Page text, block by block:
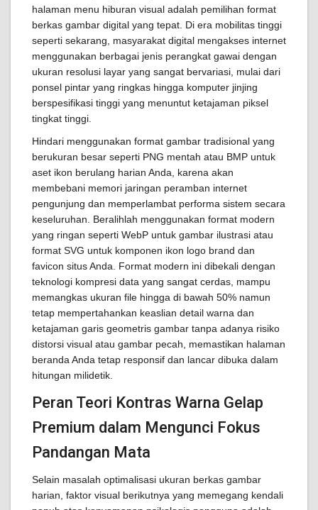
halaman menu hiburan visual adalah pemilihan format
berkas gambar digital yang tepat. Di era mobilitas tinggi
seperti sekarang, masyarakat digital mengakses internet
menggunakan berbagai jenis perangkat gawai dengan
ukuran resolusi layar yang sangat bervariasi, mulai dari
ponsel pintar yang ringkas hingga komputer jinjing
berspesifikasi tinggi yang menuntut ketajaman piksel
tingkat tinggi.
Hindari menggunakan format gambar tradisional yang
berukuran besar seperti PNG mentah atau BMP untuk
aset ikon berulang harian Anda, karena akan
membebani memori jaringan peramban internet
pengunjung dan memperlambat performa sistem secara
keseluruhan. Beralihlah menggunakan format modern
yang ringan seperti WebP untuk gambar ilustrasi atau
format SVG untuk komponen ikon logo brand dan
favicon situs Anda. Format modern ini dibekali dengan
teknologi kompresi data yang sangat cerdas, mampu
memangkas ukuran file hingga di bawah 50% namun
tetap mempertahankan keaslian detail warna dan
ketajaman garis geometris gambar tanpa adanya risiko
distorsi visual atau gambar pecah, memastikan halaman
beranda Anda tetap responsif dan lancar dibuka dalam
hitungan milidetik.
Peran Teori Kontras Warna Gelap
Premium dalam Mengunci Fokus
Pandangan Mata
Selain masalah optimalisasi ukuran berkas gambar
harian, faktor visual berikutnya yang memegang kendali